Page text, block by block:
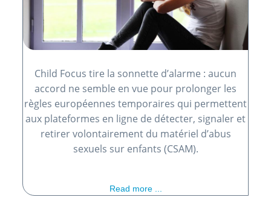
Child Focus tire la sonnette d’alarme : aucun
accord ne semble en vue pour prolonger les
règles européennes temporaires qui permettent
aux plateformes en ligne de détecter, signaler et
retirer volontairement du matériel d’abus
sexuels sur enfants (CSAM).
Read more ...